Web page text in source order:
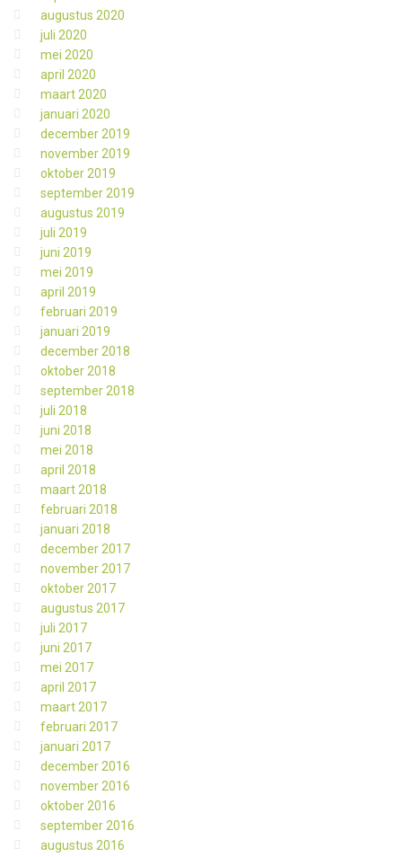
augustus 2020
juli 2020
mei 2020
april 2020
maart 2020
januari 2020
december 2019
november 2019
oktober 2019
september 2019
augustus 2019
juli 2019
juni 2019
mei 2019
april 2019
februari 2019
januari 2019
december 2018
oktober 2018
september 2018
juli 2018
juni 2018
mei 2018
april 2018
maart 2018
februari 2018
januari 2018
december 2017
november 2017
oktober 2017
augustus 2017
juli 2017
juni 2017
mei 2017
april 2017
maart 2017
februari 2017
januari 2017
december 2016
november 2016
oktober 2016
september 2016
augustus 2016